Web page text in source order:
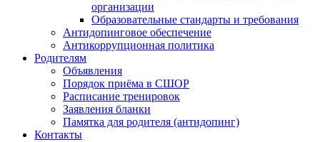
организации
Образовательные стандарты и требования
Антидопинговое обеспечение
Антикоррупционная политика
Родителям
Объявления
Порядок приёма в СШОР
Расписание тренировок
Заявления бланки
Памятка для родителя (антидопинг)
Контакты